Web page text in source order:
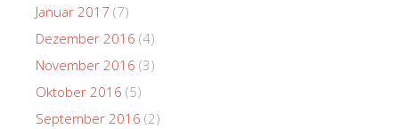
Januar 2017 (7)
Dezember 2016 (4)
November 2016 (3)
Oktober 2016 (5)
September 2016 (2)